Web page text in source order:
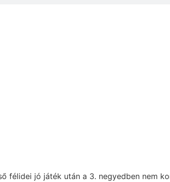
félidei jó játék után a 3. negyedben nem